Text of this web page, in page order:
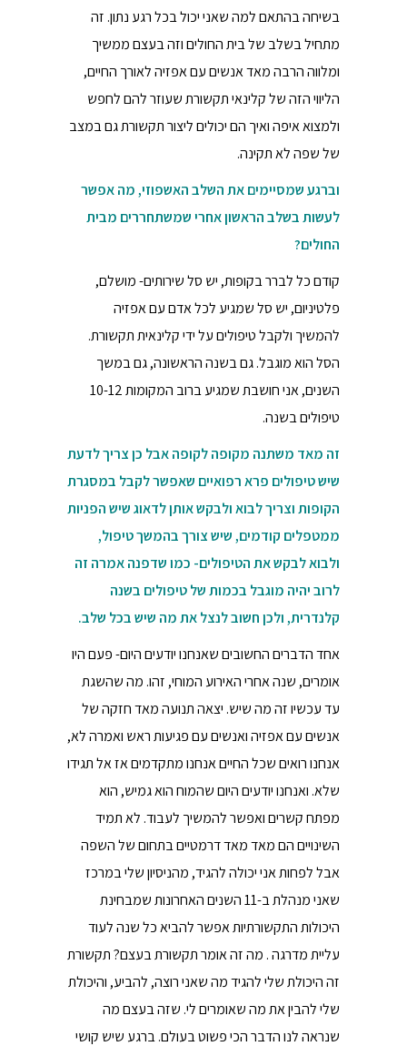
בשיחה בהתאם למה שאני יכול בכל רגע נתון. זה
מתחיל בשלב של בית החולים וזה בעצם ממשיך
ומלווה הרבה מאד אנשים עם אפזיה לאורך החיים,
הליווי הזה של קלינאי תקשורת שעוזר להם לחפש
ולמצוא איפה ואיך הם יכולים ליצור תקשורת גם במצב
של שפה לא תקינה.
וברגע שמסיימים את השלב האשפוזי, מה אפשר
לעשות בשלב הראשון אחרי שמשתחררים מבית
החולים?
קודם כל לברר בקופות, יש סל שירותים- מושלם,
פלטיניום, יש סל שמגיע לכל אדם עם אפזיה
להמשיך ולקבל טיפולים על ידי קלינאית תקשורת.
הסל הוא מוגבל. גם בשנה הראשונה, גם במשך
השנים, אני חושבת שמגיע ברוב המקומות 10-12
טיפולים בשנה.
זה מאד משתנה מקופה לקופה אבל כן צריך לדעת
שיש טיפולים פרא רפואיים שאפשר לקבל במסגרת
הקופות וצריך לבוא ולבקש אותן לדאוג שיש הפניות
ממטפלים קודמים, שיש צורך בהמשך טיפול,
ולבוא לבקש את הטיפולים- כמו שדפנה אמרה זה
לרוב יהיה מוגבל בכמות של טיפולים בשנה
קלנדרית, ולכן חשוב לנצל את מה שיש בכל שלב.
אחד הדברים החשובים שאנחנו יודעים היום- פעם היו
אומרים, שנה אחרי האירוע המוחי, זהו. מה שהשגת
עד עכשיו זה מה שיש. יצאה תנועה מאד חזקה של
אנשים עם אפזיה ואנשים עם פגיעות ראש ואמרה לא,
אנחנו רואים שכל החיים אנחנו מתקדמים אז אל תגידו
שלא. ואנחנו יודעים היום שהמוח הוא גמיש, הוא
מפתח קשרים ואפשר להמשיך לעבוד. לא תמיד
השינויים הם מאד מאד דרמטיים בתחום של השפה
אבל לפחות אני יכולה להגיד, מהניסיון שלי במרכז
שאני מנהלת ב-11 השנים האחרונות שמבחינת
היכולות התקשורתיות אפשר להביא כל שנה לעוד
עליית מדרגה . מה זה אומר תקשורת בעצם? תקשורת
זה היכולת שלי להגיד מה שאני רוצה, להביע, והיכולת
שלי להבין את מה שאומרים לי. שזה בעצם מה
שנראה לנו הדבר הכי פשוט בעולם. ברגע שיש קושי